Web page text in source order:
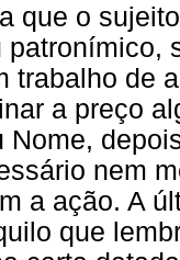
que o
patronímico,
trabalho de
a preço
Nome,
nem
a ação. A
que